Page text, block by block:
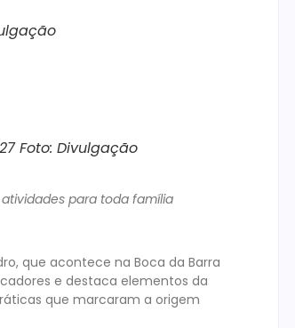
Foto: Divulgação
para toda família
que acontece na Boca da Barra
e destaca elementos da
que marcaram a origem